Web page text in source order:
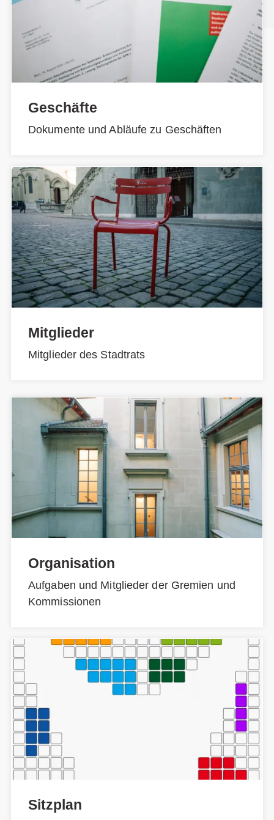
Geschäfte
Dokumente und Abläufe zu Geschäften
Mitglieder
Mitglieder des Stadtrats
Organisation
Aufgaben und Mitglieder der Gremien und
Kommissionen
Sitzplan